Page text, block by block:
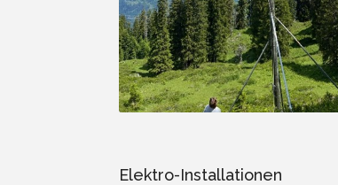
Elektro-Installationen